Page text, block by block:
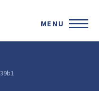
MENU